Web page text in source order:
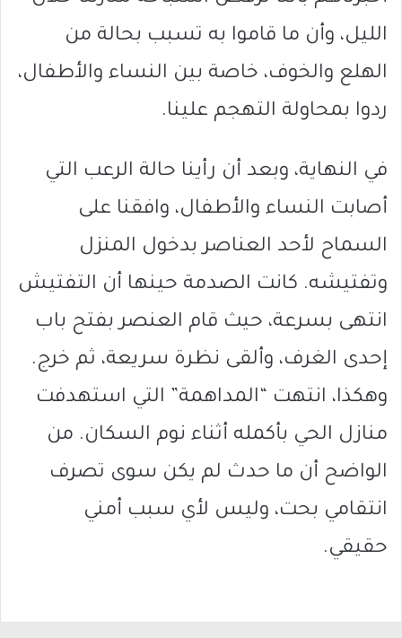
الليل، وأن ما قاموا به تسبب بحالة من
الهلع والخوف، خاصة بين النساء والأطفال،
ردوا بمحاولة التهجم علينا.
في النهاية، وبعد أن رأينا حالة الرعب التي
أصابت النساء والأطفال، وافقنا على
السماح لأحد العناصر بدخول المنزل
وتفتيشه. كانت الصدمة حينها أن التفتيش
انتهى بسرعة، حيث قام العنصر بفتح باب
إحدى الغرف، وألقى نظرة سريعة، ثم خرج.
وهكذا، انتهت “المداهمة” التي استهدفت
منازل الحي بأكمله أثناء نوم السكان. من
الواضح أن ما حدث لم يكن سوى تصرف
انتقامي بحت، وليس لأي سبب أمني
حقيقي.